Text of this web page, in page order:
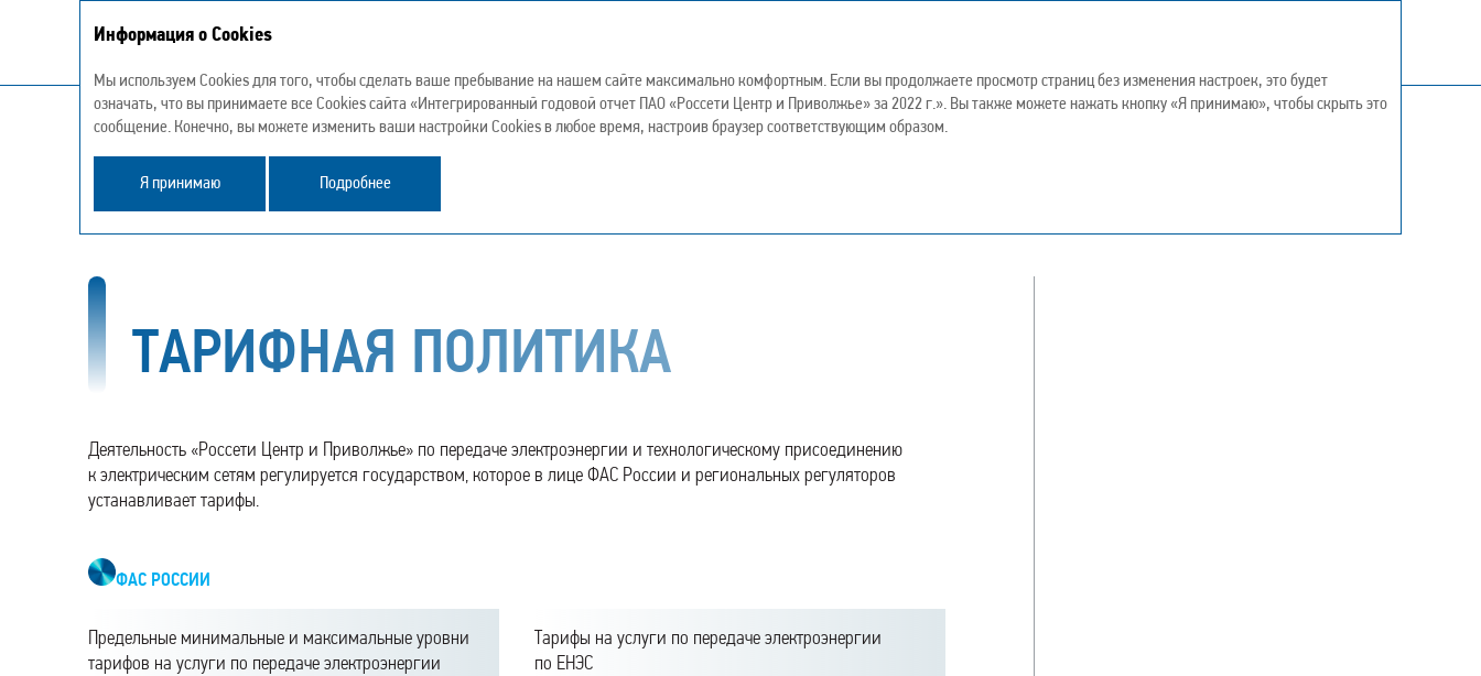
Интегрированный годовой отчет 2022
О Компании Стратегический отчет Устойчивое развитие Корпоративное управление Приложения
ТАРИФНАЯ ПОЛИТИКА
Деятельность «Россети Центр и Приволжье» по передаче электроэнергии и технологическому присоединению
к электрическим сетям регулируется государством, которое в лице ФАС России и региональных регуляторов
устанавливает тарифы.
ФАС РОССИИ
Предельные минимальные и максимальные уровни
тарифов на услуги по передаче электроэнергии
Тарифы на услуги по передаче электроэнергии
по ЕНЭС
Информация о Cookies
Мы используем Cookies для того, чтобы сделать ваше пребывание на нашем сайте максимально комфортным. Если вы продолжаете просмотр страниц без изменения настроек, это будет
означать, что вы принимаете все Cookies сайта «Интегрированный годовой отчет ПАО «Россети Центр и Приволжье» за 2022 г.». Вы также можете нажать кнопку «Я принимаю», чтобы скрыть это
сообщение. Конечно, вы можете изменить ваши настройки Cookies в любое время, настроив браузер соответствующим образом.
Я принимаю Подробнее